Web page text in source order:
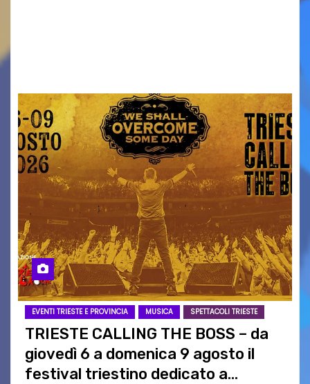
EVENTI TRIESTE E PROVINCIA MUSICA SPETTACOLI TRIESTE
TRIESTE CALLING THE BOSS – da
giovedì 6 a domenica 9 agosto il
festival triestino dedicato a